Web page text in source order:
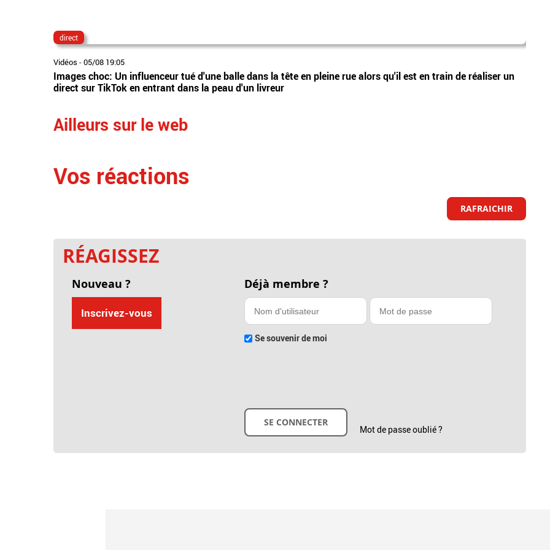
direct
Vidéos -05/08 19:05
Images choc: Un influenceur tué d'une balle dans la tête en pleine rue alors qu'il est en train de réaliser un
direct sur TikTok en entrant dans la peau d'un livreur
Ailleurs sur le web
Vos réactions
RAFRAICHIR
RÉAGISSEZ
Nouveau ?
Inscrivez-vous
Déjà membre ?
Se souvenir de moi
Mot de passe oublié ?